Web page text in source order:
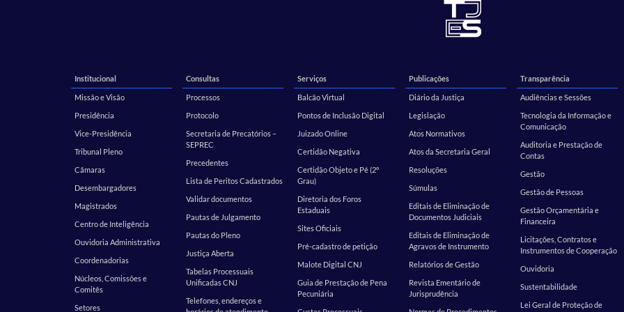
Institucional
Missão e Visão
Presidência
Vice-Presidência
Tribunal Pleno
Câmaras
Desembargadores
Magistrados
Centro de Inteligência
Ouvidoria Administrativa
Coordenadorias
Núcleos, Comissões e
Comitês
Setores
Consultas
Processos
Protocolo
Secretaria de Precatórios –
SEPREC
Precedentes
Lista de Peritos Cadastrados
Validar documentos
Pautas de Julgamento
Pautas do Pleno
Justiça Aberta
Tabelas Processuais
Unificadas CNJ
Telefones, endereços e
Serviços
Balcão Virtual
Pontos de Inclusão Digital
Juizado Online
Certidão Negativa
Certidão Objeto e Pé (2º
Grau)
Diretoria dos Foros
Estaduais
Sites Oficiais
Pré-cadastro de petição
Malote Digital CNJ
Guia de Prestação de Pena
Pecuniária
Publicações
Diário da Justiça
Legislação
Atos Normativos
Atos da Secretaria Geral
Resoluções
Súmulas
Editais de Eliminação de
Documentos Judiciais
Editais de Eliminação de
Agravos de Instrumento
Relatórios de Gestão
Revista Ementário de
Jurisprudência
Transparência
Audiências e Sessões
Tecnologia da Informação e
Comunicação
Auditoria e Prestação de
Contas
Gestão
Gestão de Pessoas
Gestão Orçamentária e
Financeira
Licitações, Contratos e
Instrumentos de Cooperação
Ouvidoria
Sustentabilidade
Lei Geral de Proteção de